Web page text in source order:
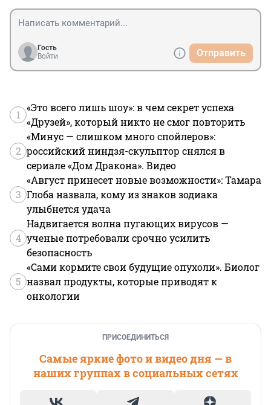
Гость
Войти
Отправить
1
«Это всего лишь шоу»: в чем секрет успеха
«Друзей», который никто не смог повторить
2
«Минус — слишком много спойлеров»:
российский ниндзя-скульптор снялся в
сериале «Дом Дракона». Видео
3
«Август принесет новые возможности»: Тамара
Глоба назвала, кому из знаков зодиака
улыбнется удача
4
Надвигается волна пугающих вирусов —
ученые потребовали срочно усилить
безопасность
5
«Сами кормите свои будущие опухоли». Биолог
назвал продукты, которые приводят к
онкологии
ПРИСОЕДИНИТЬСЯ
Самые яркие фото и видео дня — в
наших группах в социальных сетях